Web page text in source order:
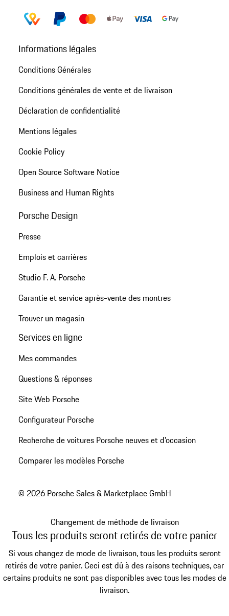
Informations légales
Conditions Générales
Conditions générales de vente et de livraison
Déclaration de confidentialité
Mentions légales
Cookie Policy
Open Source Software Notice
Business and Human Rights
Porsche Design
Presse
Emplois et carrières
Studio F. A. Porsche
Garantie et service après-vente des montres
Trouver un magasin
Services en ligne
Mes commandes
Questions & réponses
Site Web Porsche
Configurateur Porsche
Recherche de voitures Porsche neuves et d'occasion
Comparer les modèles Porsche
© 2026 Porsche Sales & Marketplace GmbH
Changement de méthode de livraison
Tous les produits seront retirés de votre panier
Si vous changez de mode de livraison, tous les produits seront
retirés de votre panier. Ceci est dû à des raisons techniques, car
certains produits ne sont pas disponibles avec tous les modes de
livraison.